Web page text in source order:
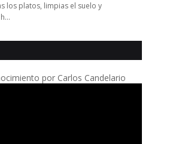
los platos, limpias el suelo y
por Carlos Candelario